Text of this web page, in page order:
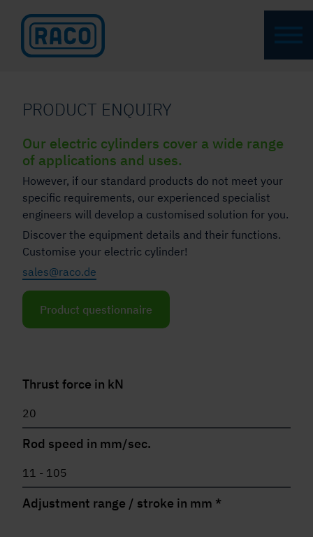
PRODUCT ENQUIRY
Our electric cylinders cover a wide range
of applications and uses.
However, if our standard products do not meet your
specific requirements, our experienced specialist
engineers will develop a customised solution for you.
Discover the equipment details and their functions.
Customise your electric cylinder!
sales@raco.de
Product questionnaire
Thrust force in kN
Rod speed in mm/sec.
Adjustment range / stroke in mm *